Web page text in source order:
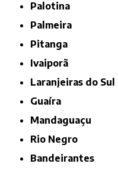
Palotina
Palmeira
Pitanga
Ivaiporã
Laranjeiras do Sul
Guaíra
Mandaguaçu
Rio Negro
Bandeirantes